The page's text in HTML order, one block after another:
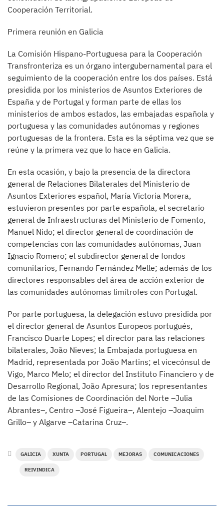
Cooperación Territorial.
Primera reunión en Galicia
La Comisión Hispano-Portuguesa para la Cooperación
Transfronteriza es un órgano intergubernamental para el
seguimiento de la cooperación entre los dos países. Está
presidida por los ministerios de Asuntos Exteriores de
España y de Portugal y forman parte de ellas los
ministerios de ambos estados, las embajadas española y
portuguesa y las comunidades autónomas y regiones
portuguesas de la frontera. Esta es la séptima vez que se
reúne y la primera vez que lo hace en Galicia.
En esta ocasión, y bajo la presencia de la directora
general de Relaciones Bilaterales del Ministerio de
Asuntos Exteriores español, María Victoria Morera,
estuvieron presentes por parte española, el secretario
general de Infraestructuras del Ministerio de Fomento,
Manuel Nido; el director general de coordinación de
competencias con las comunidades autónomas, Juan
Ignacio Romero; el subdirector general de fondos
comunitarios, Fernando Fernández Melle; además de los
directores responsables del área de acción exterior de
las comunidades autónomas limítrofes con Portugal.
Por parte portuguesa, la delegación estuvo presidida por
el director general de Asuntos Europeos portugués,
Francisco Duarte Lopes; el director para las relaciones
bilaterales, João Nieves; la Embajada portuguesa en
Madrid, representada por João Martins; el vicecónsul de
Vigo, Marco Melo; el director del Instituto Financiero y de
Desarrollo Regional, João Apresura; los representantes
de las Comisiones de Coordinación del Norte –Julia
Abrantes–, Centro –José Figueira–, Alentejo –Joaquim
Grillo– y Algarve –Catarina Cruz–.
GALICIA XUNTA PORTUGAL MEJORAS COMUNICACIONES
REIVINDICA